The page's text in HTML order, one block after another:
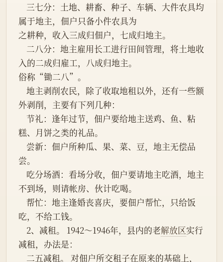
属于地主，佃户只备小件农具为
之耕种，收入三成归佃户，七成归地主。
入的二成归雇工，八成归地主。
俗称“锄二八”。
外剥削，主要有下列几种：
糕、月饼之类的礼品。
尝。
不到场，则请帐房、伙计吃喝。
吃，不给工钱。
    2、减租。 1942～1946年，县内的老
解放区实行
减租，办法是：